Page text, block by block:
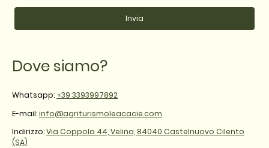
Invia
Dove siamo?
Whatsapp: +39 3393997892
E-mail:info@agriturismoleacacie.com
Indirizzo:Via Coppola 44, Velina, 84040 Castelnuovo Cilento
(SA)